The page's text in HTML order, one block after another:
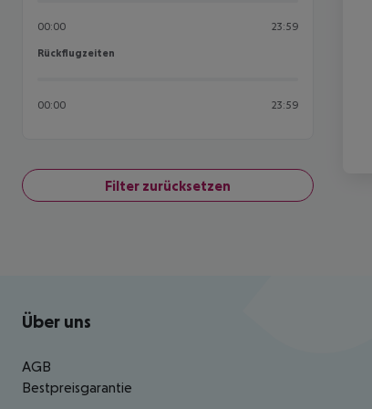
00:00 23:59
Rückflugzeiten
Rückflugzeiten
00:00 23:59
Filter zurücksetzen
Footer navigation
Über uns
AGB
Bestpreisgarantie